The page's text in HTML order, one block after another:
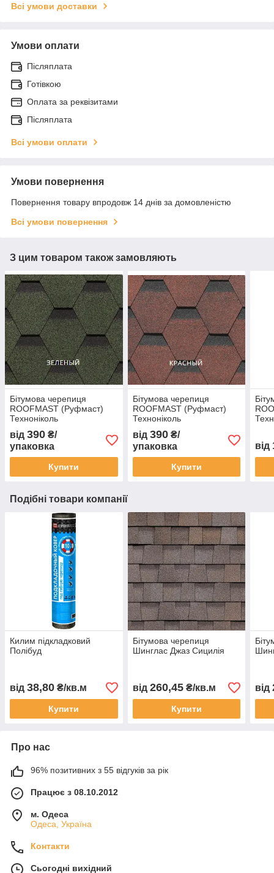
Всі умови доставки
Умови оплати
Післяплата
Готівкою
Оплата за реквізитами
Післяплата
Всі умови оплати
Умови повернення
Повернення товару впродовж 14 днів за домовленістю
Всі умови повернення
З цим товаром також замовляють
Бітумова черепиця
ROOFMAST (Руфмаст)
Техноніколь
від 390 ₴/
упаковка
Купити
Бітумова черепиця
ROOFMAST (Руфмаст)
Техноніколь
від 390₴/
упаковка
Купити
від
Подібні товари компанії
Килим підкладковий
Полібуд
від 38,80 ₴/кв.м
Купити
Бітумова черепиця
Шинглас Джаз Сицилія
від 260,45₴/кв.м
Купити
від
Про нас
96% позитивних з 55 відгуків за рік
Працює з 08.10.2012
м. Одеса
Одеса, Україна
Контакти
Сьогодні вихідний